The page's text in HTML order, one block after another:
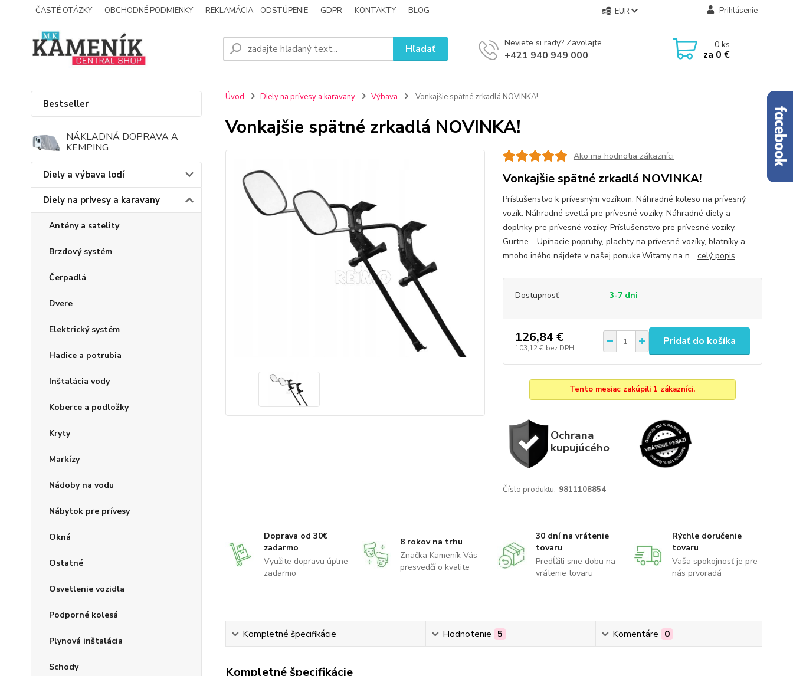
ČASTÉ OTÁZKY OBCHODNÉ PODMIENKY REKLAMÁCIA - ODSTÚPENIE GDPR KONTAKTY BLOG EUR Prihlásenie
Hľadať Neviete si rady? Zavolajte.
+421 940 949 000
0ks
za 0 €
Bestseller
NÁKLADNÁ DOPRAVA A
KEMPING
Diely a výbava lodí
Diely na prívesy a karavany
Antény a satelity
Brzdový systém
Čerpadlá
Dvere
Elektrický systém
Hadice a potrubia
Inštalácia vody
Koberce a podložky
Kryty
Markízy
Nádoby na vodu
Nábytok pre prívesy
Okná
Ostatné
Osvetlenie vozidla
Podporné kolesá
Plynová inštalácia
Schody
Úvod Diely na prívesy a karavany Výbava Vonkajšie spätné zrkadlá NOVINKA!
Vonkajšie spätné zrkadlá NOVINKA!
Ako ma hodnotia zákazníci
Vonkajšie spätné zrkadlá NOVINKA!
Príslušenstvo k prívesným vozíkom. Náhradné koleso na prívesný
vozík. Náhradné svetlá pre prívesné vozíky. Náhradné diely a
doplnky pre prívesné vozíky. Príslušenstvo pre prívesné vozíky.
Gurtne - Upínacie popruhy, plachty na prívesné vozíky, blatníky a
mnoho iného nájdete v našej ponuke.Witamy na n... celý popis
Dostupnosť 3-7 dni
126,84 €
103,12 € bez DPH
Pridať do košíka
Tento mesiac zakúpili 1 zákazníci.
Ochrana
kupujúcého
Číslo produktu: 9811108854
Doprava od 30€
zadarmo
Využite dopravu úplne
zadarmo
8 rokov na trhu
Značka Kameník Vás
presvedčí o kvalite
30 dní na vrátenie
tovaru
Predĺžili sme dobu na
vrátenie tovaru
Rýchle doručenie
tovaru
Vaša spokojnosť je pre
nás prvoradá
Kompletné špecifikácie Hodnotenie 5 Komentáre 0
Kompletné špecifikácie